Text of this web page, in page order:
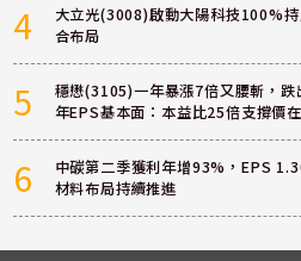
4
大立光(3008)啟動大陽科技100%
合布局
5
穩懋(3105)一年暴漲7倍又腰斬，
年EPS基本面：本益比25倍支撐價
6
中碳第二季獲利年增93%，EPS
材料布局持續推進